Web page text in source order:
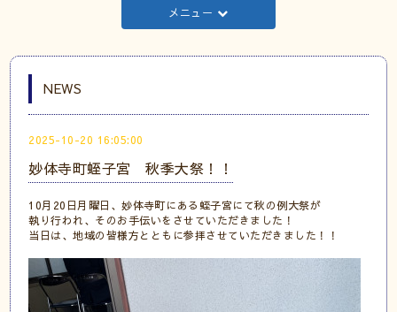
メニュー
NEWS
2025-10-20 16:05:00
妙体寺町蛭子宮 秋季大祭！！
10月20日月曜日、妙体寺町にある蛭子宮にて秋の例大祭が
執り行われ、そのお手伝いをさせていただきました！
当日は、地域の皆様方とともに参拝させていただきました！！